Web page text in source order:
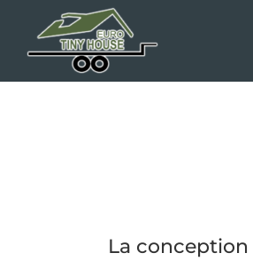
contenu
La conception